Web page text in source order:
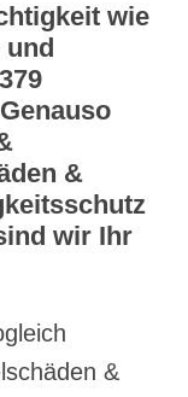
wie
&
wir Ihr
&